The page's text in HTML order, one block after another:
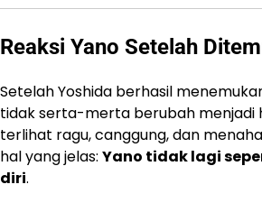
Reaksi Yano Setelah
Setelah Yoshida berhasil
tidak serta-merta berubah menjadi
terlihat ragu, canggung, dan
hal yang jelas: Yano tidak lagi
diri.